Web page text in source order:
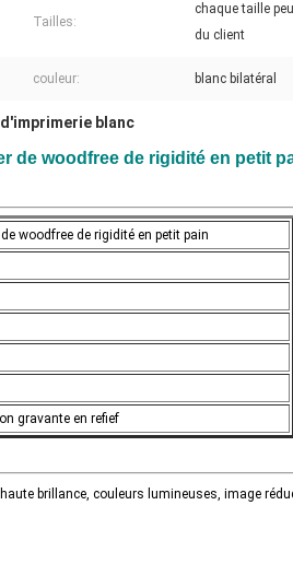
Tailles:
chaque taille
du client
couleur: blanc bilatéral
blanc
de woodfree de rigidité en petit
woodfree de rigidité en petit pain
gravante en refief
brillance, couleurs lumineuses, image